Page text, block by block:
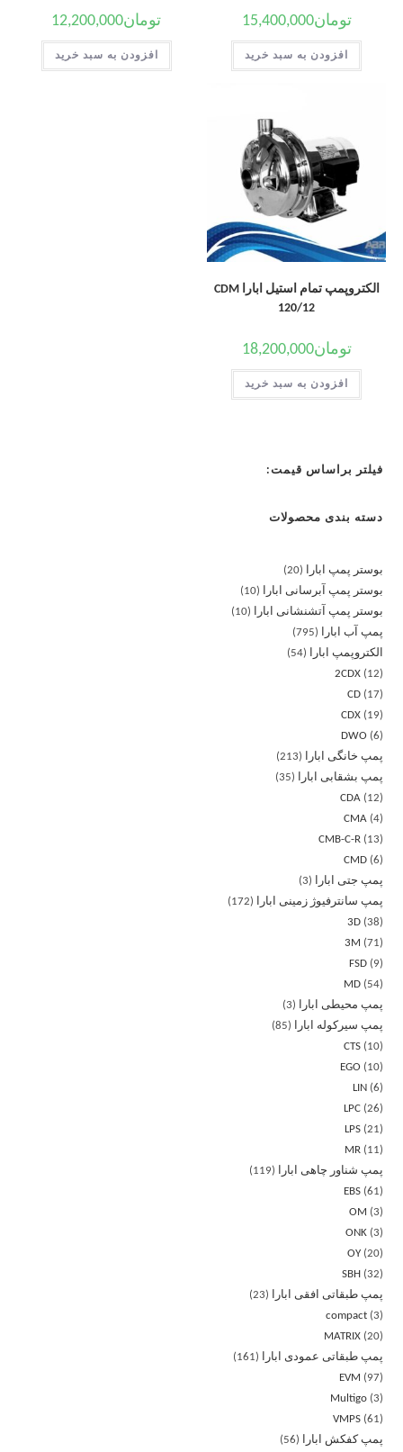
تومان15,400,000
افزودن به سبد خرید
تومان12,200,000
افزودن به سبد خرید
الکتروپمپ تمام استیل ابارا CDM
120/12
تومان18,200,000
افزودن به سبد خرید
فیلتر براساس قیمت:
دسته بندی محصولات
بوستر پمپ ابارا
20
بوستر پمپ آبرسانی ابارا
10
بوستر پمپ آتشنشانی ابارا
10
پمپ آب ابارا
795
الکتروپمپ ابارا
54
2CDX
12
CD
17
CDX
19
DWO
6
پمپ خانگی ابارا
213
پمپ بشقابی ابارا
35
CDA
12
CMA 4
CMB-C-R
13
CMD 6
پمپ جتی ابارا
3
پمپ سانترفیوژ زمینی ابارا
172
3D 38
3M
71
FSD
9
MD
54
پمپ محیطی ابارا
3
پمپ سیرکوله ابارا
85
CTS
10
EGO
10
LIN
6
LPC 26
LPS 21
MR
11
پمپ شناور چاهی ابارا
119
EBS 61
OM
3
ONK 3
OY 20
SBH
32
پمپ طبقاتی افقی ابارا
23
compact 3
MATRIX 20
پمپ طبقاتی عمودی ابارا
161
EVM
97
Multigo 3
VMPS 61
پمپ کفکش ابارا
56